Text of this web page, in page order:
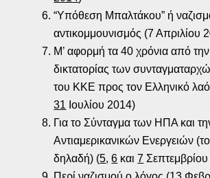
“Υπόθεση Μπαλτάκου” ή
αντικομμουνισμός (7 Απριλίου
Μ’ αφορμή τα 40 χρόνια από
δικτατορίας των
του ΚΚΕ προς τον Ελληνικό
31 Ιουλίου 2014)
Για το Σύνταγμα των ΗΠΑ και
Αντιαμερικανικών Ενεργειών
δηλαδή) (5,6 και7